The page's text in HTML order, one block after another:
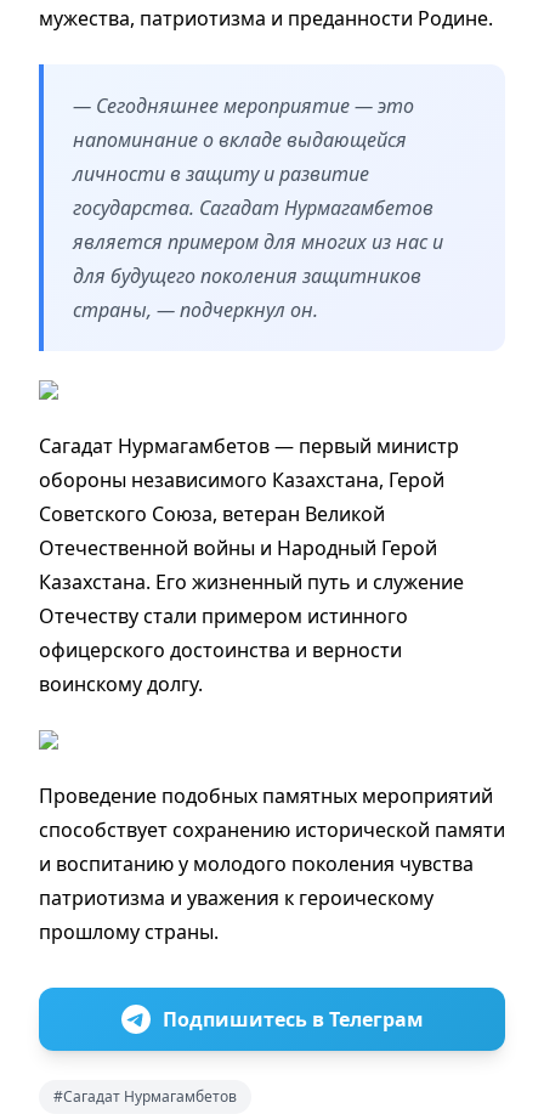
мужества, патриотизма и преданности Родине.
— Сегодняшнее мероприятие — это
напоминание о вкладе выдающейся
личности в защиту и развитие
государства. Сагадат Нурмагамбетов
является примером для многих из нас и
для будущего поколения защитников
страны, — подчеркнул он.
Сагадат Нурмагамбетов — первый министр
обороны независимого Казахстана, Герой
Советского Союза, ветеран Великой
Отечественной войны и Народный Герой
Казахстана. Его жизненный путь и служение
Отечеству стали примером истинного
офицерского достоинства и верности
воинскому долгу.
Проведение подобных памятных мероприятий
способствует сохранению исторической памяти
и воспитанию у молодого поколения чувства
патриотизма и уважения к героическому
прошлому страны.
Подпишитесь в Телеграм
#Сагадат Нурмагамбетов